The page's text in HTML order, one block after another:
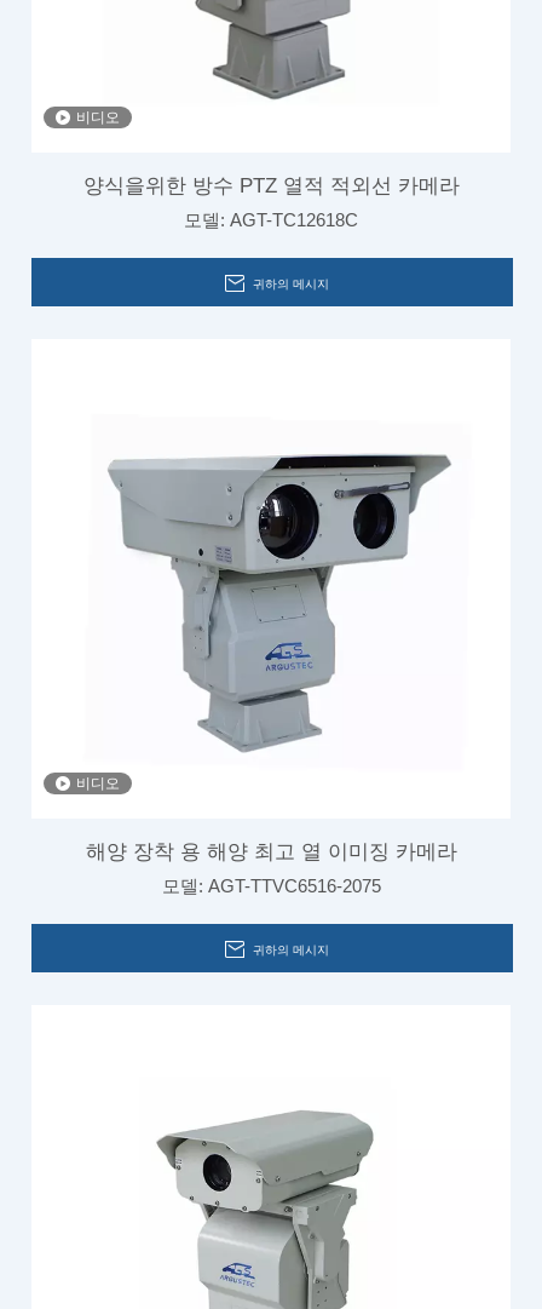
비디오
양식을위한 방수 PTZ 열적 적외선 카메라
모델: AGT-TC12618C
귀하의 메시지
비디오
해양 장착 용 해양 최고 열 이미징 카메라
모델: AGT-TTVC6516-2075
귀하의 메시지